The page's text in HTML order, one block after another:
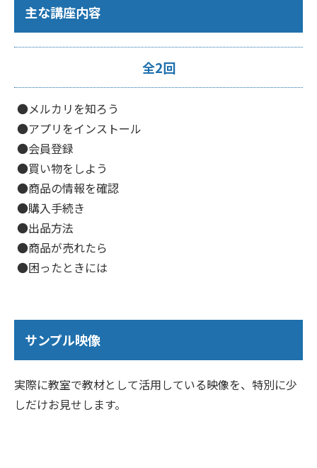
主な講座内容
全2回
●メルカリを知ろう
●アプリをインストール
●会員登録
●買い物をしよう
●商品の情報を確認
●購入手続き
●出品方法
●商品が売れたら
●困ったときには
サンプル映像
実際に教室で教材として活用している映像を、特別に少
しだけお見せします。